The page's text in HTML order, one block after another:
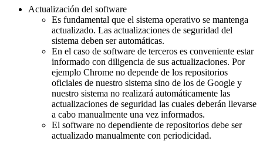
Actualización del software
Es fundamental que el sistema operativo se mantenga
actualizado. Las actualizaciones de seguridad del
sistema deben ser automáticas.
En el caso de software de terceros es conveniente estar
informado con diligencia de sus actualizaciones. Por
ejemplo Chrome no depende de los repositorios
oficiales de nuestro sistema sino de los de Google y
nuestro sistema no realizará automáticamente las
actualizaciones de seguridad las cuales deberán llevarse
a cabo manualmente una vez informados.
El software no dependiente de repositorios debe ser
actualizado manualmente con periodicidad.